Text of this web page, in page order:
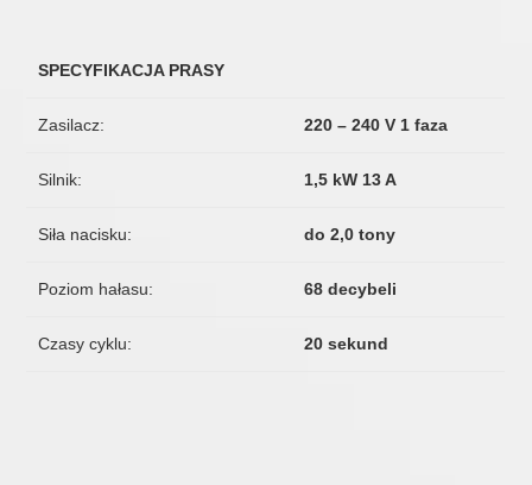
SPECYFIKACJA PRASY
Zasilacz: 220 – 240 V 1 faza
Silnik: 1,5 kW 13 A
Siła nacisku: do 2,0 tony
Poziom hałasu: 68 decybeli
Czasy cyklu: 20 sekund